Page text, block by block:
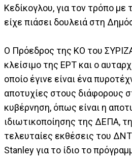
Κεδίκογλου, για τον τρόπο με
είχε πιάσει δουλειά στη
Ο Πρόεδρος της ΚΟ του
κλείσιμο της ΕΡΤ και ο
οποίο έγινε είναι ένα
αποτυχίες στους διάφορους
κυβέρνηση, όπως είναι η
ιδιωτικοποίησης της ΔΕΠΑ,
τελευταίες εκθέσεις του
Stanley για το ίδιο το